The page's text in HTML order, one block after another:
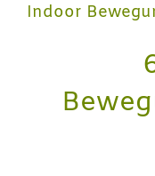
Indoor